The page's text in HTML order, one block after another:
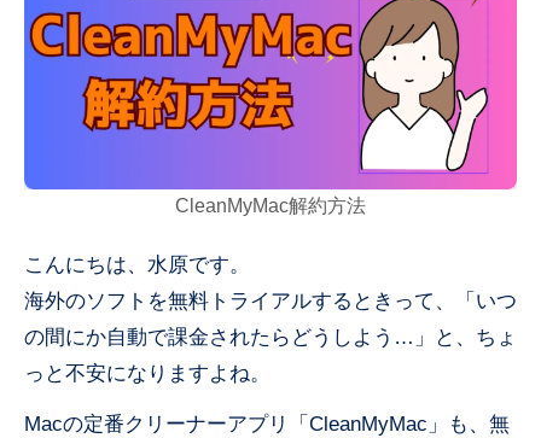
CleanMyMac解約方法
こんにちは、水原です。
海外のソフトを無料トライアルするときって、「いつ
の間にか自動で課金されたらどうしよう…」と、ちょ
っと不安になりますよね。
Macの定番クリーナーアプリ「CleanMyMac」も、無